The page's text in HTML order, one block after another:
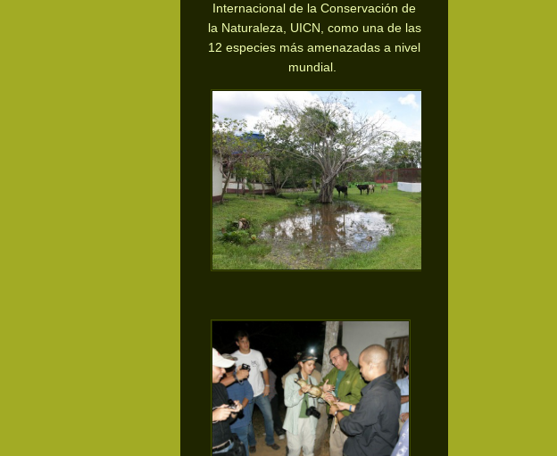
Internacional de la Conservación de
la Naturaleza, UICN, como una de las
12 especies más amenazadas a nivel
mundial.